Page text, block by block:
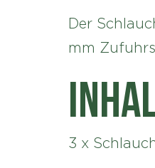
Der
mm
3 x